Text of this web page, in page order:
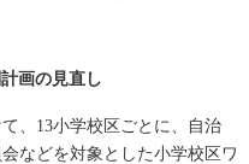
画の見直し
、13小学校区ごとに、自治
などを対象とした小学校区ワ